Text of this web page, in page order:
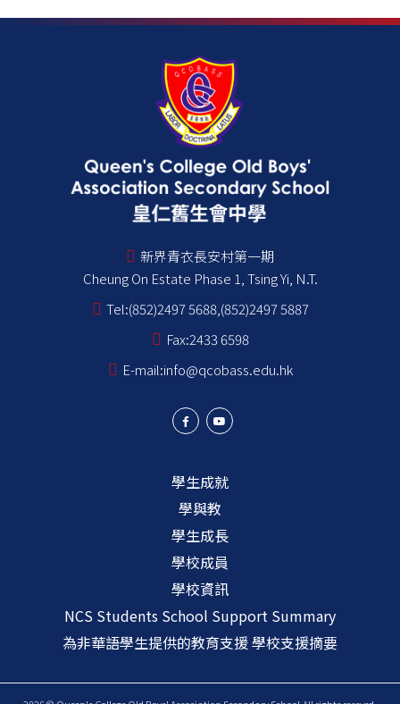
新界青衣長安村第一期
Cheung On Estate Phase 1, Tsing Yi, N.T.
Tel:(852)2497 5688,(852)2497 5887
Fax:2433 6598
E-mail:info@qcobass.edu.hk
學生成就
學與教
學生成長
學校成員
學校資訊
NCS Students School Support Summary
為非華語學生提供的教育支援 學校支援摘要